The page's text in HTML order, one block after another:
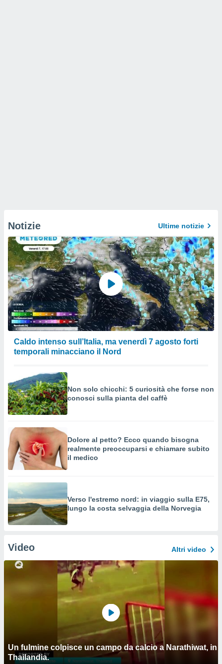
Notizie Ultime notizie
Caldo intenso sull’Italia, ma venerdì 7 agosto forti
temporali minacciano il Nord
Non solo chicchi: 5 curiosità che forse non
conosci sulla pianta del caffè
Dolore al petto? Ecco quando bisogna
realmente preoccuparsi e chiamare subito
il medico
Verso l'estremo nord: in viaggio sulla E75,
lungo la costa selvaggia della Norvegia
Video Altri video
Un fulmine colpisce un campo da calcio a Narathiwat, in
Thailandia.